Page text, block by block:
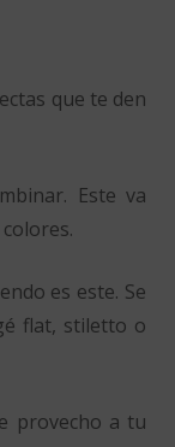
que te den
Este va
es este. Se
flat, stiletto o
provecho a tu